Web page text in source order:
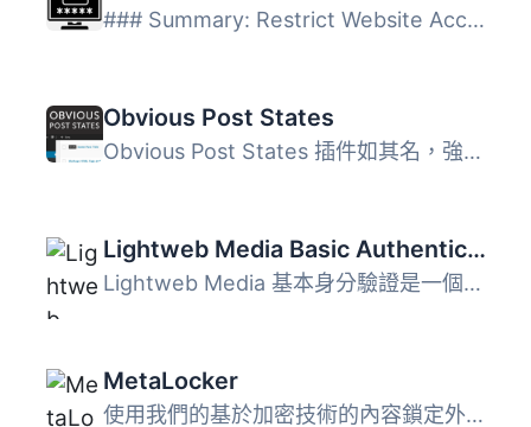
### Summary: Restrict Website Access 是一個功能強大且易於...
Obvious Post States
Obvious Post States 插件如其名，強化了文章和頁面的狀態提...
Lightweb Media Basic Authentication
Lightweb Media 基本身分驗證是一個外掛，用於保護您的 WordP...
MetaLocker
使用我們的基於加密技術的內容鎖定外掛程式，確保您的內容安...